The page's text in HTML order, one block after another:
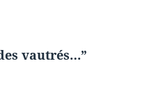
vautrés…”